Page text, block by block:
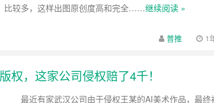
比较多，这样出图原创度高和完全……继续阅读 »
普推 1
权，这家公司侵权赔了4千！
最近有家武汉公司由于侵权王某的AI美术作品，最终